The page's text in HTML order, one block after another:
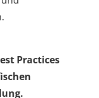
Practices